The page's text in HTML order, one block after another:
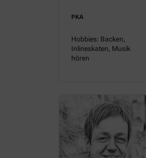
PKA
Hobbies: Backen,
Inlineskaten, Musik
hören